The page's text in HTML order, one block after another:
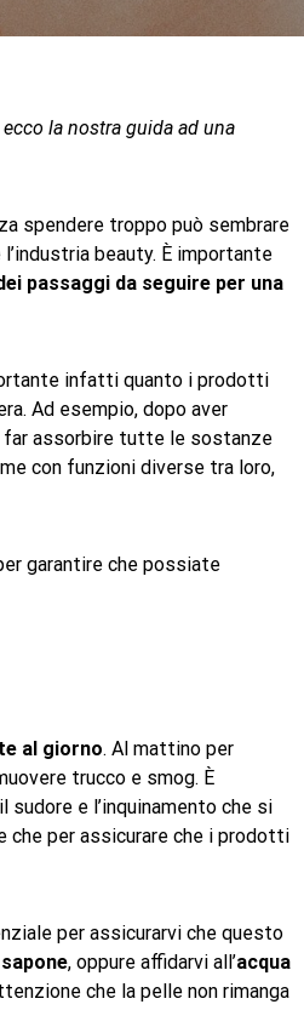
la nostra guida ad una
spendere troppo può sembrare
beauty. È importante
passaggi da seguire per una
infatti quanto i prodotti
Ad esempio, dopo aver
far assorbire tutte le sostanze
con funzioni diverse tra loro,
garantire che possiate
al giorno. Al mattino per
trucco e smog. È
e l’inquinamento che si
che per assicurare che i prodotti
per assicurarvi che questo
, oppure affidarvi all’acqua
che la pelle non rimanga